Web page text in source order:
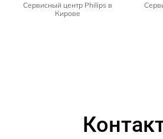
Сервисный центр Philips в
Кирове